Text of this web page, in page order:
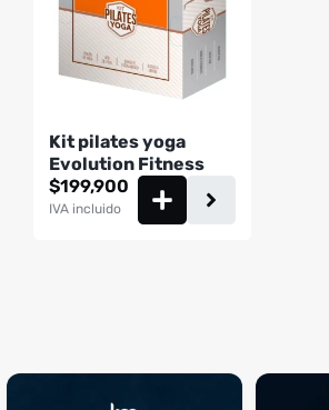
Kit pilates yoga
Evolution Fitness
$199,900
IVA incluido